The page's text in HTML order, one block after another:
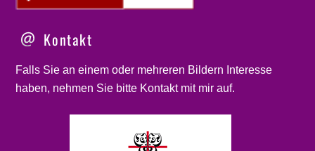
Kontakt
Falls Sie an einem oder mehreren Bildern Interesse
haben, nehmen Sie bitte Kontaktmit mir auf.